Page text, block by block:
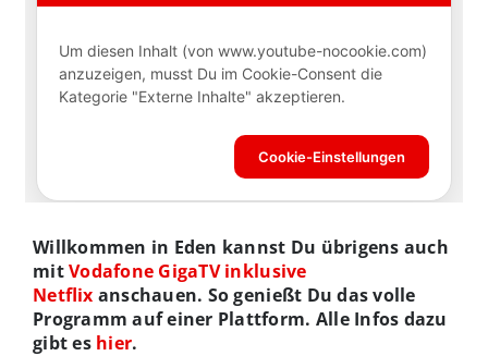
Willkommen in Eden kannst Du übrigens auch
mitVodafone GigaTV inklusive
Netflix anschauen. So genießt Du das volle
Programm auf einer Plattform. Alle Infos dazu
gibt es hier.